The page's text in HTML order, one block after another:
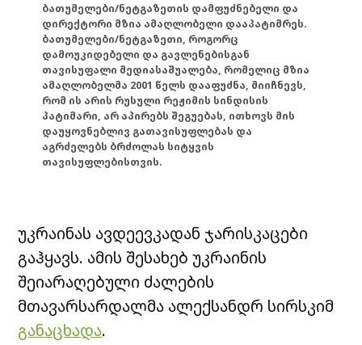
ბათუმელები/ნეტგაზეთის დამფუძნებელი და
დირექტორი მზია ამაღლობელი დააპატიმრეს.
ბათუმელები/ნეტგაზეთი, როგორც
დამოუკიდებელი და გავლენებისგან
თავისუფალი მედიასაშუალება, რომელიც მზია
ამაღლობელმა 2001 წელს დააფუძნა, მიიჩნევს,
რომ ის არის რუსული რეჟიმის სინდისის
პატიმარი, არ აპირებს შეგუებას, ითხოვს მის
დაუყოვნებლივ გათავისუფლებას და
აგრძელებს ბრძოლას სიტყვის
თავისუფლებისთვის.
უკრაინას ავდეევკადან ჯარისკაცები
გაჰყავს. ამის შესახებ უკრაინის
შეიარაღებული ძალების
მთავარსარდალმა ალექსანდრ სირსკიმ
განაცხადა.